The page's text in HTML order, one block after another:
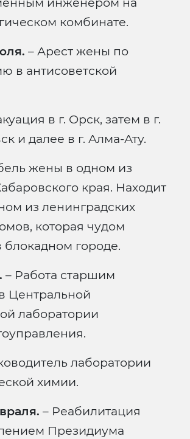
комбинате.
– Арест жены по
в антисоветской
в г. Орск, затем в г.
и далее в г. Алма-Ату.
жены в одном из
края. Находит
из ленинградских
которая чудом
блокадном городе.
– Работа старшим
Центральной
лаборатории
лаборатории
химии.
– Реабилитация
Президиума